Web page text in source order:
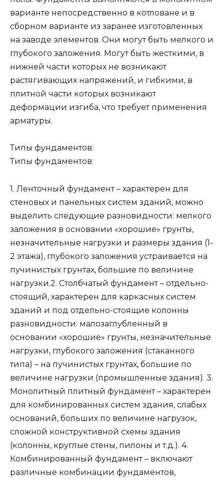
варианте непосредственно в котловане и в
сборном варианте из заранее изготовленных
на заводе элементов. Они могут быть мелкого и
глубокого заложения. Могут быть жесткими, в
нижней части которых не возникают
растягивающих напряжений, и гибкими, в
плитной части которых возникают
деформации изгиба, что требует применения
арматуры.
Типы фундаментов:
Типы фундаментов:
1. Ленточный фундамент – характерен для
стеновых и панельных систем зданий, можно
выделить следующие разновидности: мелкого
заложения в основании «хорошие» грунты,
незначительные нагрузки и размеры здания (1-
2 этажа), глубокого заложения устраивается на
пучинистых грунтах, большие по величине
нагрузки.2. Столбчатый фундамент – отдельно-
стоящий, характерен для каркасных систем
зданий и под отдельно-стоящие колонны
разновидности: малозаглубленный в
основании «хорошие» грунты, незначительные
нагрузки, глубокого заложения (стаканного
типа) – на пучинистых грунтах, большие по
величине нагрузки (промышленные здания). 3.
Монолитный плитный фундамент – характерен
для комбинированных систем здания, слабых
оснований, больших по величине нагрузок,
сложной конструктивной схемы здания
(колонны, круглые стены, пилоны и т.д.). 4.
Комбинированный фундамент – включают
различные комбинации фундаментов,